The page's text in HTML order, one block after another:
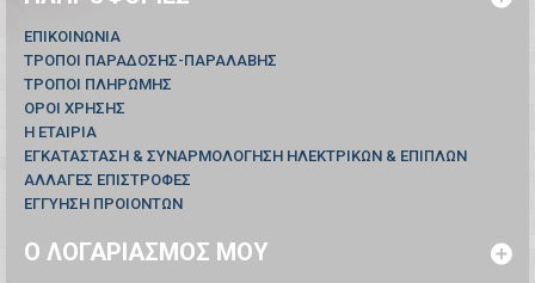
ΕΠΙΚΟΙΝΩΝΊΑ
ΤΡΟΠΟΙ ΠΑΡΑΔΟΣΗΣ-ΠΑΡΑΛΑΒΗΣ
ΤΡΟΠΟΙ ΠΛΗΡΩΜΗΣ
ΟΡΟΙ ΧΡΗΣΗΣ
Η ΕΤΑΙΡΙΑ
ΕΓΚΑΤΑΣΤΑΣΗ & ΣΥΝΑΡΜΟΛΟΓΗΣΗ ΗΛΕΚΤΡΙΚΩΝ & ΕΠΙΠΛΩΝ
ΑΛΛΑΓΕΣ ΕΠΙΣΤΡΟΦΕΣ
ΕΓΓΥΗΣΗ ΠΡΟΙΟΝΤΩΝ
Ο ΛΟΓΑΡΙΑΣΜΌΣ ΜΟΥ